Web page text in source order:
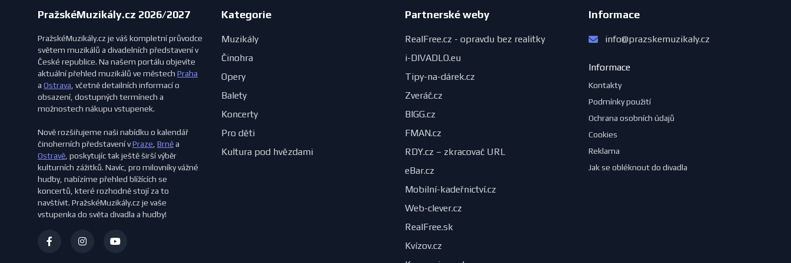
PražskéMuzikály.cz 2026/2027
PražskéMuzikály.cz je váš kompletní průvodce
světem muzikálů a divadelních představení v
České republice. Na našem portálu objevíte
aktuální přehled muzikálů ve městech Praha
a Ostrava, včetně detailních informací o
obsazení, dostupných termínech a
možnostech nákupu vstupenek.
Nově rozšiřujeme naši nabídku o kalendář
činoherních představení vPraze, Brněa
Ostravě, poskytujíc tak ještě širší výběr
kulturních zážitků. Navíc, pro milovníky vážné
hudby, nabízíme přehled blížících se
koncertů, které rozhodně stojí za to
navštívit. PražskéMuzikály.cz je vaše
vstupenka do světa divadla a hudby!
Kategorie
Muzikály
Činohra
Opery
Balety
Koncerty
Pro děti
Kultura pod hvězdami
Partnerské weby
RealFree.cz - opravdu bez realitky
i-DIVADLO.eu
Tipy-na-dárek.cz
Zveráč.cz
BIGG.cz
FMAN.cz
RDY.cz – zkracovač URL
eBar.cz
Mobilní-kadeřnictví.cz
Web-clever.cz
RealFree.sk
Kvízov.cz
Informace
info@prazskemuzikaly.cz
Informace
Kontakty
Podmínky použití
Ochrana osobních údajů
Cookies
Reklama
Jak se obléknout do divadla